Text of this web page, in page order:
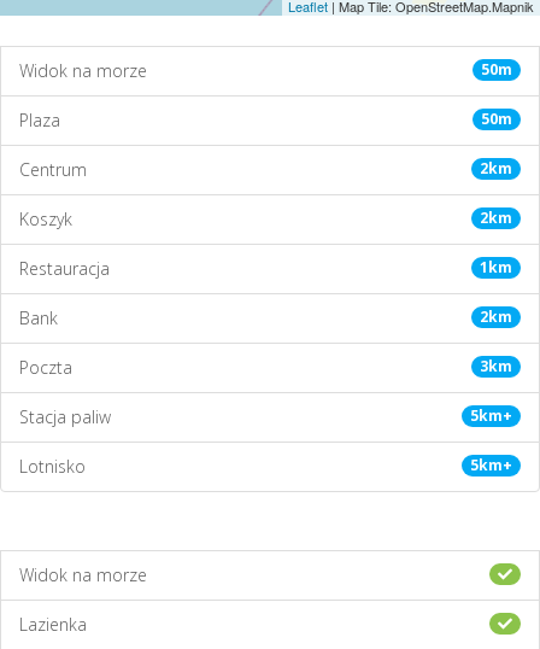
50m
Widok na morze
50m
Plaza
2km
Centrum
2km
Koszyk
1km
Restauracja
2km
Bank
3km
Poczta
5km+
Stacja paliw
5km+
Lotnisko
Widok na morze
Lazienka